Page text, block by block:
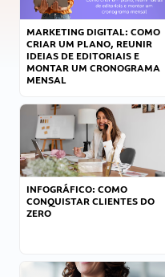
MARKETING DIGITAL: COMO
CRIAR UM PLANO, REUNIR
IDEIAS DE EDITORIAIS E
MONTAR UM CRONOGRAMA
MENSAL
INFOGRÁFICO: COMO
CONQUISTAR CLIENTES DO
ZERO